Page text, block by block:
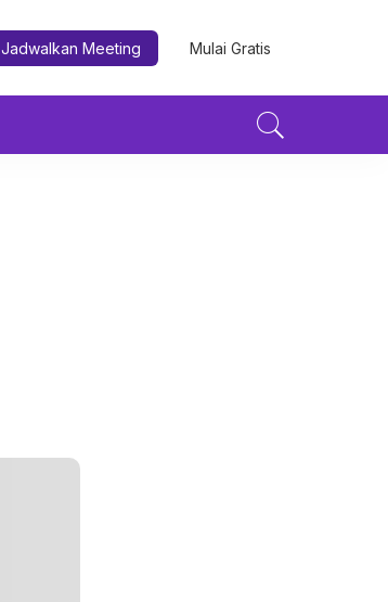
Jadwalkan Meeting Mulai Gratis